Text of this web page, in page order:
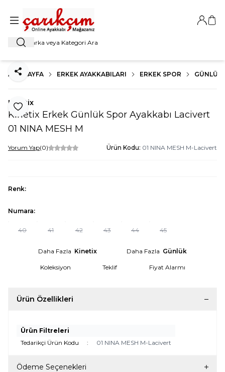
Ara
Giriş
ANA SAYFA ERKEK AYAKKABILARI ERKEK SPOR GÜNLÜK
Favoriye Ekle
Paylaş
Kinetix
Kinetix Erkek Günlük Spor Ayakkabı Lacivert
01 NINA MESH M
Yorum Yap(0) Ürün Kodu: 01 NINA MESH M-Lacivert
Renk:
Numara:
40 41 42 43 44 45
Daha Fazla Kinetix Daha Fazla Günlük
Koleksiyon Teklif Fiyat Alarmı
Ürün Özellikleri
Ürün Filtreleri
Tedarikçi Ürün Kodu
: 01 NINA MESH M-Lacivert
Ödeme Seçenekleri